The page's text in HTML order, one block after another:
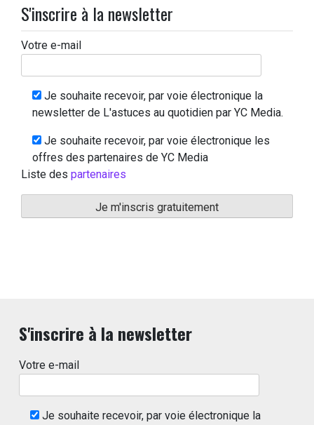
S'inscrire à la newsletter
Votre e-mail
Je souhaite recevoir, par voie électronique la
newsletter de L'astuces au quotidien par YC Media.
Je souhaite recevoir, par voie électronique les
offres des partenaires de YC Media
Liste des partenaires
S'inscrire à la newsletter
Votre e-mail
Je souhaite recevoir, par voie électronique la